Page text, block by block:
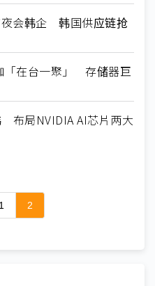
夜会韩企 韩国供应链抢
「在台一聚」 存储器巨
布局NVIDIA AI芯片两大
1 2